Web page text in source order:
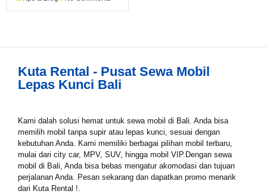
Kuta Rental - Pusat Sewa Mobil
Lepas Kunci Bali
Kami dalah solusi hemat untuk sewa mobil di Bali. Anda bisa
memilih mobil tanpa supir atau lepas kunci, sesuai dengan
kebutuhan Anda. Kami memiliki berbagai pilihan mobil terbaru,
mulai dari city car, MPV, SUV, hingga mobil VIP.Dengan sewa
mobil di Bali, Anda bisa bebas mengatur akomodasi dan tujuan
perjalanan Anda. Pesan sekarang dan dapatkan promo menarik
dari Kuta Rental !.
Nama*
Tgl Mulai*
Tgl Selesai*